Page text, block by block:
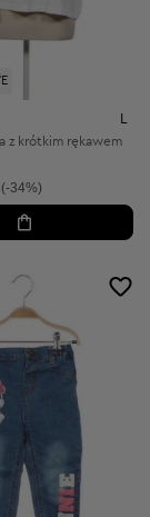
L
z krótkim rękawem
34%)